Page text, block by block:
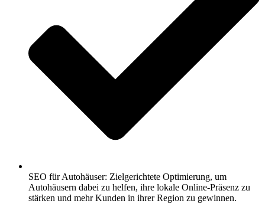
SEO für Autohäuser: Zielgerichtete Optimierung, um
Autohäusern dabei zu helfen, ihre lokale Online-Präsenz zu
stärken und mehr Kunden in ihrer Region zu gewinnen.